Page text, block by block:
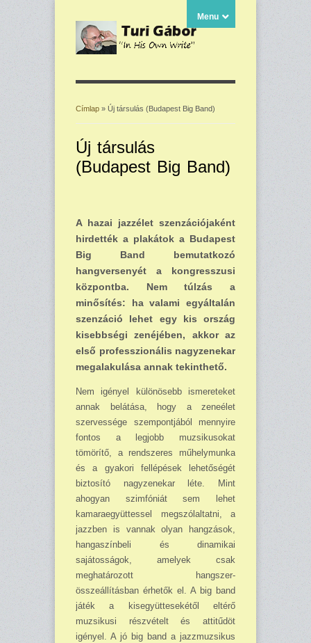
Menu
Címlap » Új társulás (Budapest Big Band)
Új társulás
(Budapest Big Band)
A hazai jazzélet szenzációjaként
hirdették a plakátok a Budapest
Big Band bemutatkozó
hangversenyét a kongresszusi
központba. Nem túlzás a
minősítés: ha valami egyáltalán
szen­záció lehet egy kis ország
kisebbségi zenéjében, akkor az
első professzionális nagyze­nekar
megalakulása annak tekinthető.
Nem igényel különösebb ismereteket
annak belátása, hogy a zeneélet
szervessége szempontjából mennyire
fontos a legjobb muzsikusokat
tömörítő, a rendszeres műhelymunka
és a gyakori fellépések lehetőségét
biztosító nagyzenekar léte. Mint
ahogyan szimfóniát sem lehet
kamaraegyüttessel megszólaltatni, a
jazzben is vannak olyan hangzások,
hangaszínbeli és dinamikai
sajátosságok, amelyek csak
meghatározott hangszer-
összeállításban érhetők el. A big band
játék a kisegyüttesekétől eltérő
muzsikusi részvételt és attitűdöt
igényel. A jó big band a jazzmuzsikus